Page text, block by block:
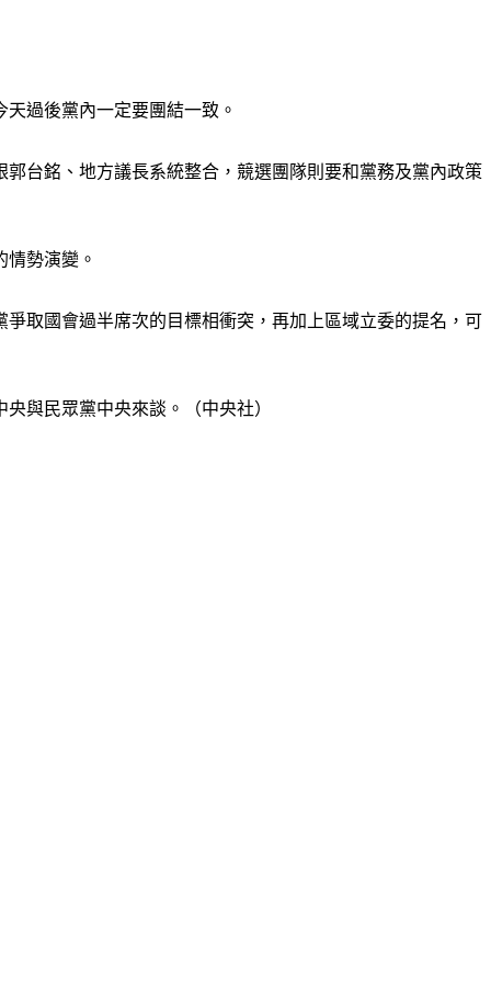
過後黨內一定要團結一致。
台銘、地方議長系統整合，競選團隊則要和黨務及黨內政策
勢演變。
取國會過半席次的目標相衝突，再加上區域立委的提名，可
與民眾黨中央來談。（中央社）